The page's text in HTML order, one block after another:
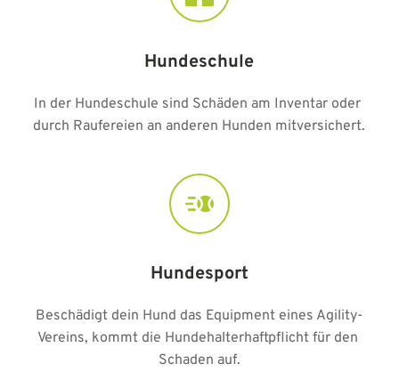
Hundeschule
In der Hundeschule sind Schäden am Inventar oder
durch Raufereien an anderen Hunden mitversichert.
Hundesport
Beschädigt dein Hund das Equipment eines Agility-
Vereins, kommt die Hundehalterhaftpflicht für den
Schaden auf.